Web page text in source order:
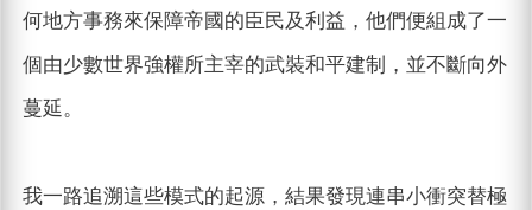
何地方事務來保障帝國的臣民及利益，他們便組成了一
個由少數世界強權所主宰的武裝和平建制，並不斷向外
蔓延。
我一路追溯這些模式的起源，結果發現連串小衝突替極